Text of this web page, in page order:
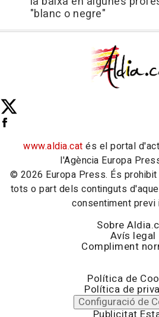
"blanc o negre"
www.aldia.cat és el portal
l'Agència Europa
© 2026 Europa Press. És
tots o part dels continguts
consentiment previ
Sobre
Avís legal
Compliment
Política de
Política de
Configuració de